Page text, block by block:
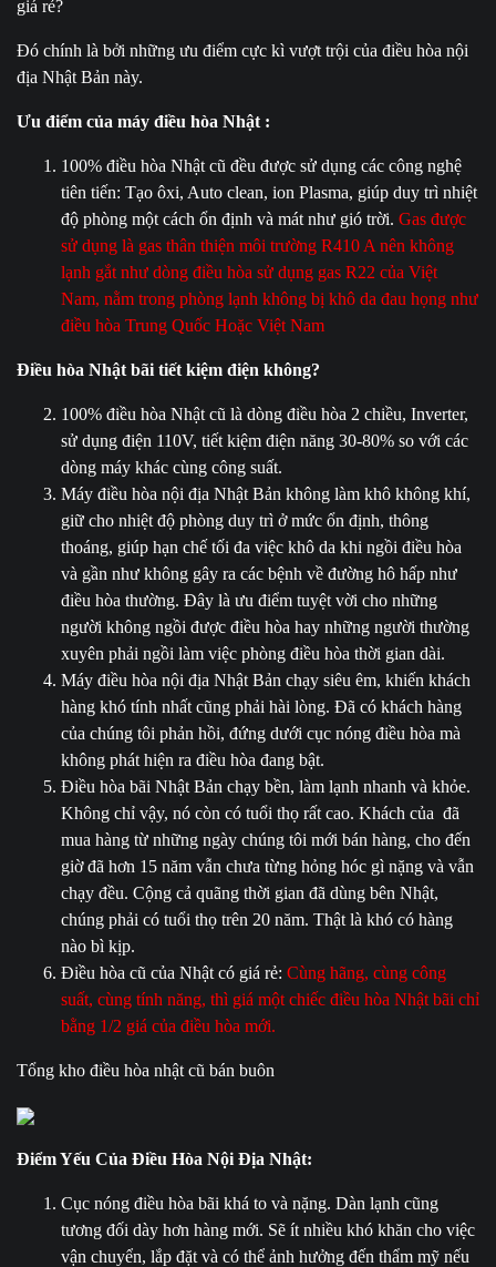
giá rẻ?
Đó chính là bởi những ưu điểm cực kì vượt trội của điều hòa nội
địa Nhật Bản này.
Ưu điểm của máy điều hòa Nhật :
100% điều hòa Nhật cũ đều được sử dụng các công nghệ
tiên tiến: Tạo ôxi, Auto clean, ion Plasma, giúp duy trì nhiệt
độ phòng một cách ổn định và mát như gió trời. Gas được
sử dụng là gas thân thiện môi trường R410 A nên không
lạnh gắt như dòng điều hòa sử dụng gas R22 của Việt
Nam, nằm trong phòng lạnh không bị khô da đau họng như
điều hòa Trung Quốc Hoặc Việt Nam
Điều hòa Nhật bãi tiết kiệm điện không?
100% điều hòa Nhật cũ là dòng điều hòa 2 chiều, Inverter,
sử dụng điện 110V, tiết kiệm điện năng 30-80% so với các
dòng máy khác cùng công suất.
Máy điều hòa nội địa Nhật Bản không làm khô không khí,
giữ cho nhiệt độ phòng duy trì ở mức ổn định, thông
thoáng, giúp hạn chế tối đa việc khô da khi ngồi điều hòa
và gần như không gây ra các bệnh về đường hô hấp như
điều hòa thường. Đây là ưu điểm tuyệt vời cho những
người không ngồi được điều hòa hay những người thường
xuyên phải ngồi làm việc phòng điều hòa thời gian dài.
Máy điều hòa nội địa Nhật Bản chạy siêu êm, khiến khách
hàng khó tính nhất cũng phải hài lòng. Đã có khách hàng
của chúng tôi phản hồi, đứng dưới cục nóng điều hòa mà
không phát hiện ra điều hòa đang bật.
Điều hòa bãi Nhật Bản chạy bền, làm lạnh nhanh và khỏe.
Không chỉ vậy, nó còn có tuổi thọ rất cao. Khách của đã
mua hàng từ những ngày chúng tôi mới bán hàng, cho đến
giờ đã hơn 15 năm vẫn chưa từng hỏng hóc gì nặng và vẫn
chạy đều. Cộng cả quãng thời gian đã dùng bên Nhật,
chúng phải có tuổi thọ trên 20 năm. Thật là khó có hàng
nào bì kịp.
Điều hòa cũ của Nhật có giá rẻ: Cùng hãng, cùng công
suất, cùng tính năng, thì giá một chiếc điều hòa Nhật bãi chỉ
bằng 1/2 giá của điều hòa mới.
Tổng kho điều hòa nhật cũ bán buôn
Điểm Yếu Của Điều Hòa Nội Địa Nhật:
Cục nóng điều hòa bãi khá to và nặng. Dàn lạnh cũng
tương đối dày hơn hàng mới. Sẽ ít nhiều khó khăn cho việc
vận chuyển, lắp đặt và có thể ảnh hưởng đến thẩm mỹ nếu